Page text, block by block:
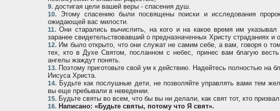
9. достигая цели вашей веры - спасения душ.
10. Этому спасению были посвящены поиски и исследования
ожидающей вас милости.
11. Они старались вычислить, на кого и на какое время им
заранее свидетельствовавший о предназначенных Христу страданиях
12. Им было открыто, что они служат не самим себе, а вам, говоря о
тех, кто в Духе Святом, посланном с небес, принес вам благую
ангелы жаждут понять.
13. Поэтому приготовьте свой ум к действию. Надейтесь полностью на
Иисуса Христа.
14. Будьте как послушные дети, не позволяйте управлять вами тем
вы еще пребывали в неведении.
15. Будьте святы во всем, что бы вы ни делали, как свят тот, кто
16. Написано: «Будьте святы, потому что Я свят».